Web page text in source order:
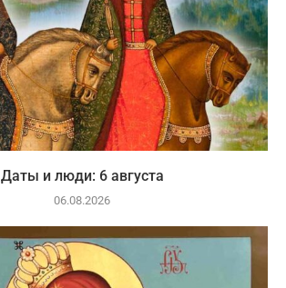
Даты и люди: 6 августа
06.08.2026